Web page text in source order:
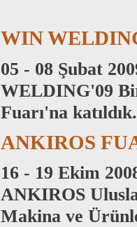
WIN
05 - 08 Şubat
WELDING'09
Fuarı'na katıldık.
ANKIROS
16 - 19 Ekim
ANKIROS
Makina ve